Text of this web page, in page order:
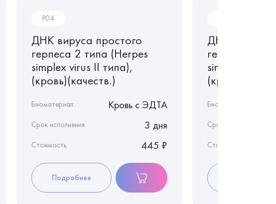
P04
ДНК вируса простого
герпеса 2 типа (Herpes
simplex virus II типа),
(кровь)(качеств.)
Биоматериал: Кровь c ЭДТА
Срок исполнения: 3 дня
Стоимость 445 ₽
Подробнее
ДНК вируса
герпеса 1
simplex virus
Биоматериал:
Срок исполнения:
Стоимость